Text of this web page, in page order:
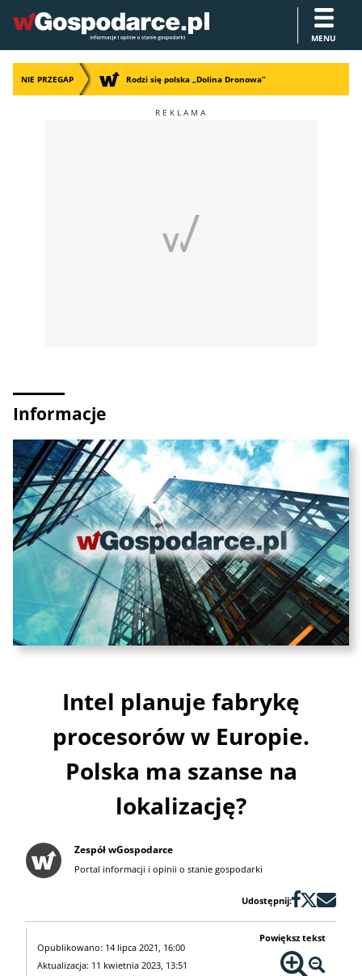
MENU
NIE PRZEGAP Rodzi się polska „Dolina Dronowa”
Informacje
Intel planuje fabrykę
procesorów w Europie.
Polska ma szanse na
lokalizację?
Zespół wGospodarce
Portal informacji i opinii o stanie gospodarki
Udostępnij:
Opublikowano: 14 lipca 2021, 16:00
Aktualizacja: 11 kwietnia 2023, 13:51
Powiększ tekst